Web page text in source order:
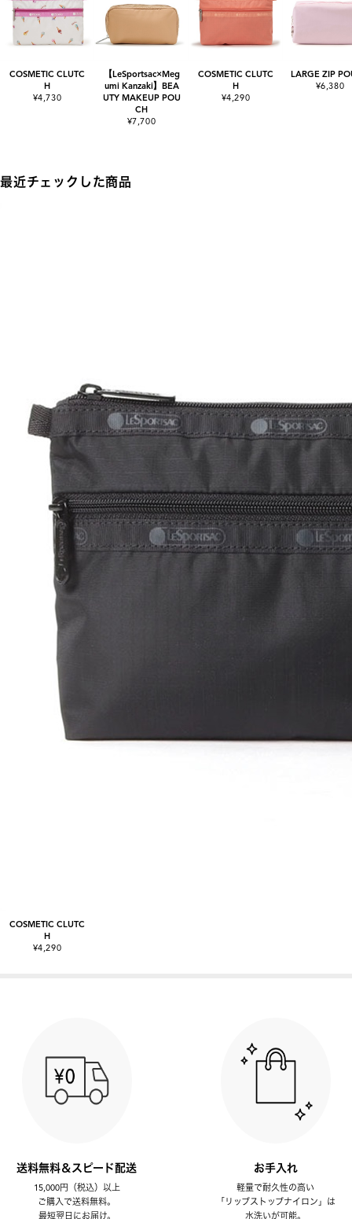
COSMETIC CLUTC
H
¥4,730
【LeSportsac×Meg
umi Kanzaki】BEA
UTY MAKEUP POU
CH
¥7,700
COSMETIC CLUTC
H
¥4,290
LARGE ZIP
¥6,380
最近チェックした商品
COSMETIC CLUTC
H
¥4,290
送料無料＆スピード配送
15,000円（税込）以上
ご購入で送料無料。
最短翌日にお届け。
お手入れ
軽量で耐久性の高い
「リップストップナイロン」は
水洗いが可能。